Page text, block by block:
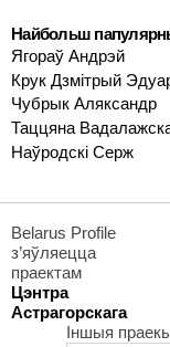
Найбольш
Ягораў Андрэй
Крук Дзмітрый
Чубрык Аляксандр
Таццяна
Наўродскі Серж
Belarus Profile
з’яўляецца
праектам
Цэнтра
Астрагорскага
Іншыя